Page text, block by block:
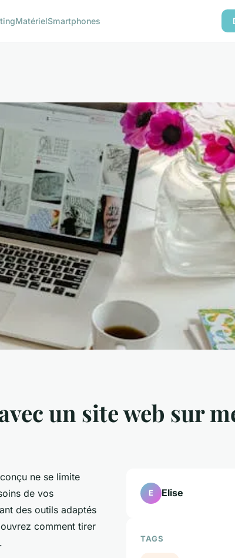
MatérielSmartphones
un site web sur
ne se limite
de vos
des outils adaptés
comment tirer
E Elise
TAGS